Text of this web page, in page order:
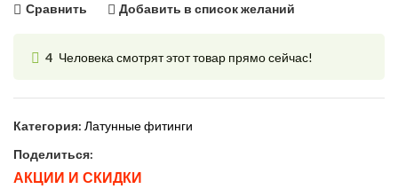
Сравнить Добавить в список желаний
4 Человека смотрят этот товар прямо сейчас!
Категория: Латунные фитинги
Поделиться:
АКЦИИ И СКИДКИ